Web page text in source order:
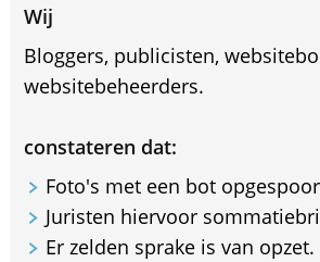
Wij
Bloggers, publicisten,
websitebeheerders.
constateren dat:
Foto's met een bot
Juristen hiervoor
Er zelden sprake is van opzet.